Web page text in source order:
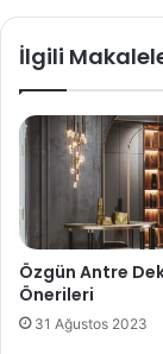
İlgili
Özgün Antre
Önerileri
31 Ağustos 2023